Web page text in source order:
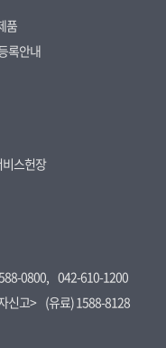
품
록안내
스헌장
0800, 042-610-1200
신고> (유료) 1588-8128